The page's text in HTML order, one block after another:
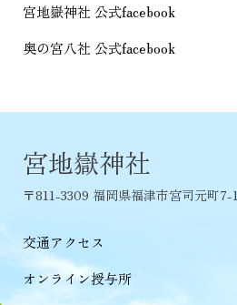
宮地嶽神社 公式facebook
奥の宮八社 公式facebook
宮地嶽神社
〒811-3309 福岡県福津市宮司元町7-1
交通アクセス
オンライン授与所